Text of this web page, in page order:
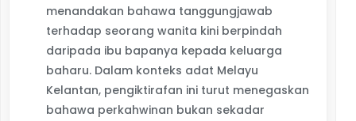
menandakan bahawa tanggungjawab
terhadap seorang wanita kini berpindah
daripada ibu bapanya kepada keluarga
baharu. Dalam konteks adat Melayu
Kelantan, pengiktirafan ini turut menegaskan
bahawa perkahwinan bukan sekadar